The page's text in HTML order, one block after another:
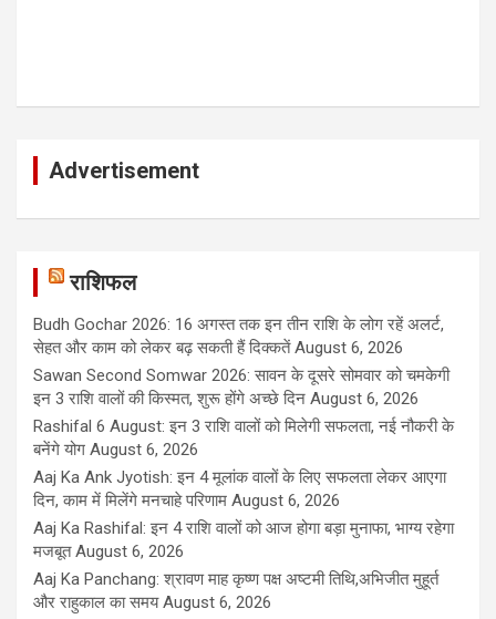
Advertisement
राशिफल
Budh Gochar 2026: 16 अगस्त तक इन तीन राशि के लोग रहें अलर्ट,
सेहत और काम को लेकर बढ़ सकती हैं दिक्कतें August 6, 2026
Sawan Second Somwar 2026: सावन के दूसरे सोमवार को चमकेगी
इन 3 राशि वालों की किस्मत, शुरू होंगे अच्छे दिन August 6, 2026
Rashifal 6 August: इन 3 राशि वालों को मिलेगी सफलता, नई नौकरी के
बनेंगे योग August 6, 2026
Aaj Ka Ank Jyotish: इन 4 मूलांक वालों के लिए सफलता लेकर आएगा
दिन, काम में मिलेंगे मनचाहे परिणाम August 6, 2026
Aaj Ka Rashifal: इन 4 राशि वालों को आज होगा बड़ा मुनाफा, भाग्य रहेगा
मजबूत August 6, 2026
Aaj Ka Panchang: श्रावण माह कृष्ण पक्ष अष्टमी तिथि,अभिजीत मुहूर्त
और राहुकाल का समय August 6, 2026